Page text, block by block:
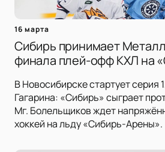
16 марта
Сибирь принимает
финала плей-офф КХЛ на
В Новосибирске стартует серия
Гагарина: «Сибирь» сыграет
Мг. Болельщиков ждет
хоккей на льду «Сибирь-Арены».